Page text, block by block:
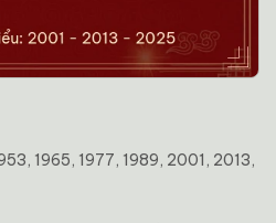
1965, 1977, 1989, 2001, 2013,